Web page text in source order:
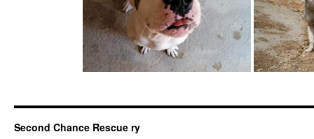
Second Chance Rescue ry